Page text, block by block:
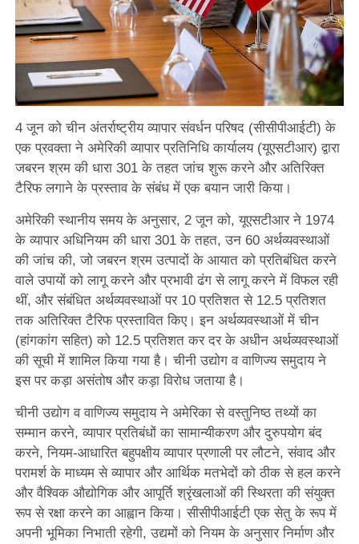
4 जून को चीन अंतर्राष्ट्रीय व्यापार संवर्धन परिषद (सीसीपीआईटी) के
एक प्रवक्ता ने अमेरिकी व्यापार प्रतिनिधि कार्यालय (यूएसटीआर) द्वारा
जबरन श्रम की धारा 301 के तहत जांच शुरू करने और अतिरिक्त
टैरिफ लगाने के प्रस्ताव के संबंध में एक बयान जारी किया।
अमेरिकी स्थानीय समय के अनुसार, 2 जून को, यूएसटीआर ने 1974
के व्यापार अधिनियम की धारा 301 के तहत, उन 60 अर्थव्यवस्थाओं
की जांच की, जो जबरन श्रम उत्पादों के आयात को प्रतिबंधित करने
वाले उपायों को लागू करने और प्रभावी ढंग से लागू करने में विफल रही
थीं, और संबंधित अर्थव्यवस्थाओं पर 10 प्रतिशत से 12.5 प्रतिशत ​​
तक अतिरिक्त टैरिफ प्रस्तावित किए। इन अर्थव्यवस्थाओं में चीन
(हांगकांग सहित) को 12.5 प्रतिशत ​​कर दर के अधीन अर्थव्यवस्थाओं
की सूची में शामिल किया गया है। चीनी उद्योग व वाणिज्य समुदाय ने
इस पर कड़ा असंतोष और कड़ा विरोध जताया है।
चीनी उद्योग व वाणिज्य समुदाय ने अमेरिका से वस्तुनिष्ठ तथ्यों का
सम्मान करने, व्यापार प्रतिबंधों का सामान्यीकरण और दुरुपयोग बंद
करने, नियम-आधारित बहुपक्षीय व्यापार प्रणाली पर लौटने, संवाद और
परामर्श के माध्यम से व्यापार और आर्थिक मतभेदों को ठीक से हल करने
और वैश्विक औद्योगिक और आपूर्ति श्रृंखलाओं की स्थिरता की संयुक्त
रूप से रक्षा करने का आह्वान किया। सीसीपीआईटी एक सेतु के रूप में
अपनी भूमिका निभाती रहेगी, उद्यमों को नियम के अनुसार निर्माण और